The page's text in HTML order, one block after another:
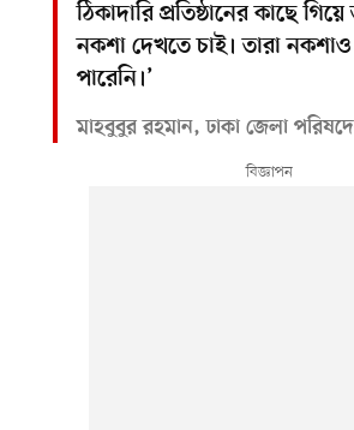
ঠিকাদারি প্রতিষ্ঠানের কাছে
নকশা দেখতে চাই। তারা নকশাও
পারেনি।’
মাহবুবুর রহমান, ঢাকা জেলা